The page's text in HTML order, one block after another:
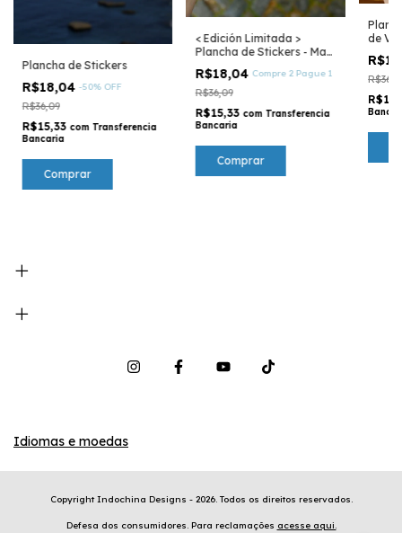
Plancha de Stickers
R$18,04 -50% OFF
R$36,09
R$15,33 com Transferencia
Bancaria
< Edición Limitada >
Plancha de Stickers - Mar
Argentino
R$18,04 Compre 2 Pague 1
R$36,09
R$15,33 com Transferencia
Bancaria
de
Idiomas e moedas
Copyright Indochina Designs - 2026. Todos os direitos reservados.
Defesa dos consumidores. Para reclamações acesse aqui.